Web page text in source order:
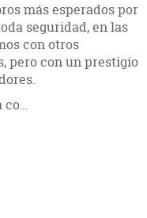
más esperados por
seguridad, en las
con otros
pero con un prestigio
co…